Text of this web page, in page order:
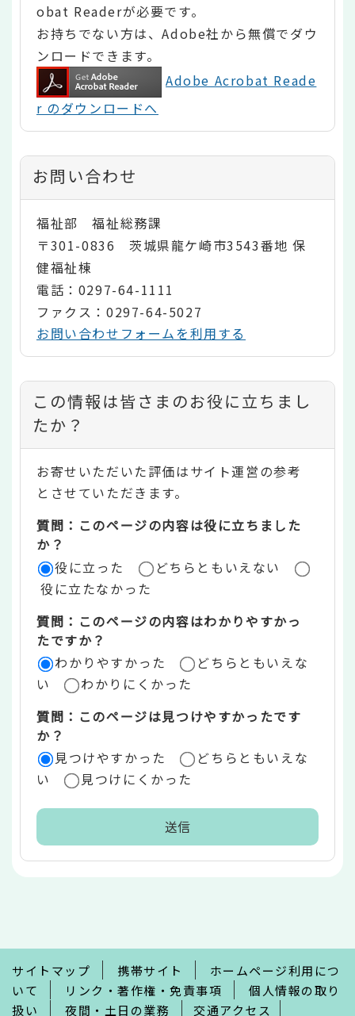
obat Readerが必要です。
お持ちでない方は、Adobe社から無償でダウ
ンロードできます。
Adobe Acrobat Reade
r のダウンロードへ
お問い合わせ
福祉部 福祉総務課
〒301-0836 茨城県龍ケ崎市3543番地 保
健福祉棟
電話：0297-64-1111
ファクス：0297-64-5027
お問い合わせフォームを利用する
コ
ン
テ
ン
ツ
評
価
リ
ア
この情報は皆さまのお役に立ちまし
たか？
お寄せいただいた評価はサイト運営の参考
とさせていただきます。
質問：このページの内容は役に立ちました
か？
役に立った
どちらともいえない
役に立たなかった
質問：このページの内容はわかりやすかっ
たですか？
わかりやすかった
どちらともいえな
い
わかりにくかった
質問：このページは見つけやすかったです
か？
見つけやすかった
どちらともいえな
い
見つけにくかった
で
サイトマップ 携帯サイト
ホームページ利用につ
いて
リンク・著作権・免責事項
個人情報の取り
扱い
夜間・土日の業務 交通アクセス